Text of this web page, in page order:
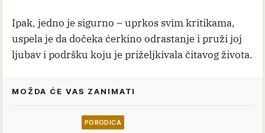
Ipak, jedno je sigurno – uprkos svim kritikama,
uspela je da dočeka ćerkino odrastanje i pruži joj
ljubav i podršku koju je priželjkivala čitavog života.
MOŽDA ĆE VAS ZANIMATI
PORODICA